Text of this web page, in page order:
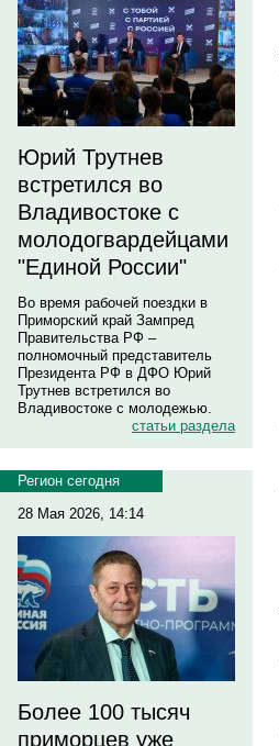
Юрий Трутнев
встретился во
Владивостоке с
молодогвардейцами
"Единой России"
Во время рабочей поездки в
Приморский край Зампред
Правительства РФ –
полномочный представитель
Президента РФ в ДФО Юрий
Трутнев встретился во
Владивостоке с молодежью.
статьи раздела
Регион сегодня
28 Мая 2026, 14:14
Более 100 тысяч
приморцев уже